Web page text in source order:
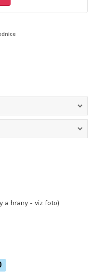
a hrany - viz foto)